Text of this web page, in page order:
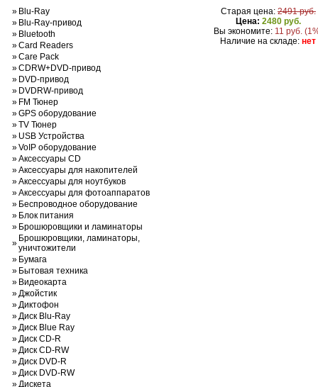
» Blu-Ray
» Blu-Ray-привод
» Bluetooth
»Card Readers
»Care Pack
»CDRW+DVD-привод
» DVD-привод
» DVDRW-привод
» FM Тюнер
»GPS оборудование
»TV Тюнер
» USB Устройства
»VoIP оборудование
»Аксессуары CD
»Аксессуары для накопителей
»Аксессуары для ноутбуков
»Аксессуары для фотоаппаратов
» Беспроводное оборудование
» Блок питания
» Брошюровщики и ламинаторы
» Брошюровщики, ламинаторы,
уничтожители
» Бумага
» Бытовая техника
» Видеокарта
»Джойстик
»Диктофон
»Диск Blu-Ray
»Диск Blue Ray
»Диск CD-R
»Диск CD-RW
»Диск DVD-R
»Диск DVD-RW
»Дискета
Старая цена: 2491 руб.
Цена: 2480 руб.
Вы экономите: 11 руб.
Наличие на складе:нет